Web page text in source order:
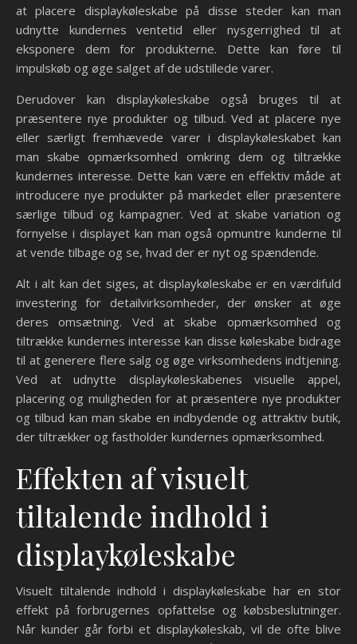
at placere displaykøleskabe på disse steder kan man
udnytte kundernes ventetid eller nysgerrighed til at
eksponere dem for produkterne. Dette kan føre til
impulskøb og øge salget af de udstillede varer.
Derudover kan displaykøleskabe også bruges til at
præsentere nye produkter og tilbud. Ved at placere nye
eller særligt fremhævede varer i displaykøleskabet kan
man skabe opmærksomhed omkring dem og tiltrække
kundernes interesse. Dette kan være en effektiv måde at
introducere nye produkter på markedet eller præsentere
særlige tilbud og kampagner. Ved at skabe variation og
fornyelse i displayet kan man også opmuntre kunderne til
at vende tilbage og se, hvad der er nyt og spændende.
Alt i alt kan det siges, at displaykøleskabe er en værdifuld
investering for detailvirksomheder, der ønsker at øge
deres omsætning. Ved at skabe opmærksomhed og
tiltrække kundernes interesse kan disse køleskabe bidrage
til at generere flere salg og øge virksomhedens indtjening.
Ved at udnytte displaykøleskabenes visuelle appel,
placering og muligheden for at præsentere nye produkter
og tilbud kan man skabe en indbydende og attraktiv butik,
der tiltrækker og fastholder kundernes opmærksomhed.
Effekten af visuelt
tiltalende indhold i
displaykøleskabe
Visuelt tiltalende indhold i displaykøleskabe har en stor
effekt på forbrugernes opfattelse og købsbeslutninger.
Når kunder går forbi et displaykøleskab, vil de ofte blive